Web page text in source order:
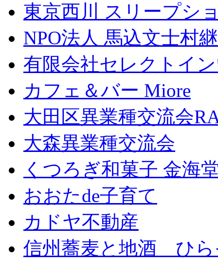
東京西川 スリープシ
NPO法人 馬込文士村
有限会社セレクトイ
カフェ＆バー Miore
大田区異業種交流会
大森異業種交流会
くつろぎ和菓子 金海
おおたde子育て
カドヤ不動産
信州蕎麦と地酒 ひら